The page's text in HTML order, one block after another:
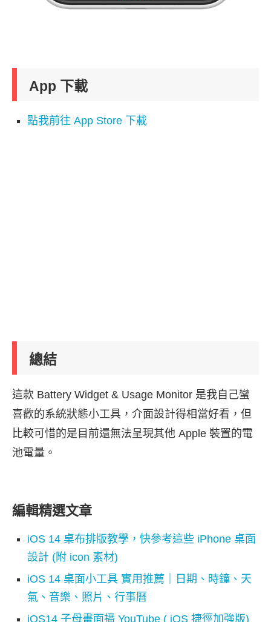
App 下載
點我前往 App Store 下載
總結
這款 Battery Widget & Usage Monitor 是我自己蠻
喜歡的系統狀態小工具，介面設計得相當好看，但
比較可惜的是目前還無法呈現其他 Apple 裝置的電
池電量。
編輯精選文章
iOS 14 桌布排版教學，快參考這些 iPhone 桌面
設計 (附 icon 素材)
iOS 14 桌面小工具 實用推薦｜日期、時鐘、天
氣、音樂、照片、行事曆
iOS14 子母畫面播 YouTube ( iOS 捷徑加強版)